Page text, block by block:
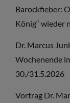
Barockfieber:
König“ wieder
Dr. Marcus
Wochenende
30./31.5.2026
Vortrag Dr.